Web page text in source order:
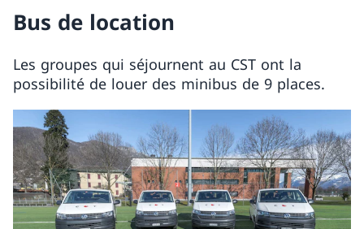
Bus de location
Les groupes qui séjournent au CST ont la
possibilité de louer des minibus de 9 places.